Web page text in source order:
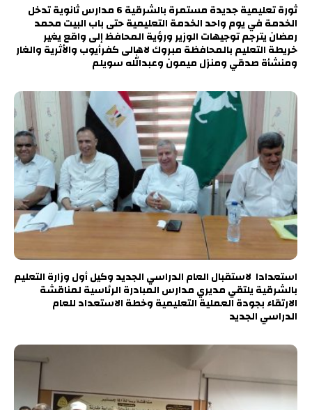
ثورة تعليمية جديدة مستمرة بالشرقية 6 مدارس ثانوية تدخل
الخدمة في يوم واحد الخدمة التعليمية حتى باب البيت محمد
رمضان يترجم توجيهات الوزير ورؤية المحافظ إلى واقع يغير
خريطة التعليم بالمحافظة مبروك لاهالى كفرأيوب والأثرية والغار
ومنشأة صدقي ومنزل ميمون وعبدالله سويلم
استعدادا لاستقبال العام الدراسي الجديد وكيل أول وزارة التعليم
بالشرقية يلتقي مديري مدارس المبادرة الرئاسية لمناقشة
الارتقاء بجودة العملية التعليمية وخطة الاستعداد للعام
الدراسي الجديد